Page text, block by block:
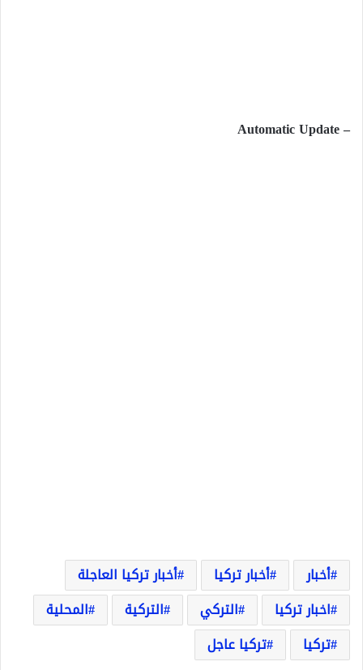
– Automatic Update
أخبار أخبار تركيا
أخبار تركيا العاجلة
اخبار تركيا
التركي التركية
المحلية
تركيا
تركيا عاجل